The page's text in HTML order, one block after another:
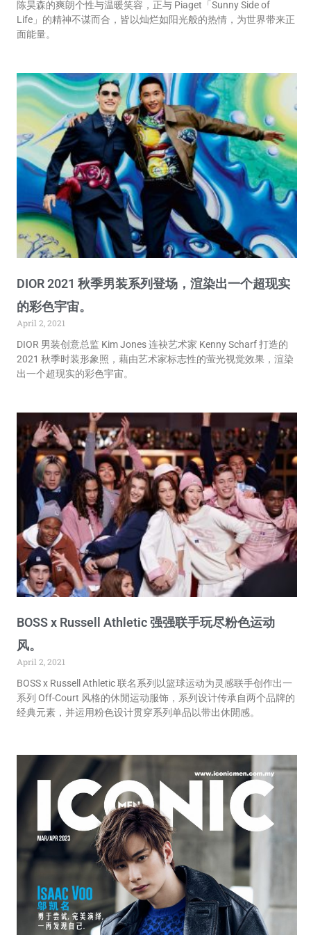
陈昊森的爽朗个性与温暖笑容，正与 Piaget「Sunny Side of
Life」的精神不谋而合，皆以灿烂如阳光般的热情，为世界带来正
面能量。
DIOR 2021 秋季男装系列登场，渲染出一个超现实
的彩色宇宙。
April 2, 2021
DIOR 男装创意总监 Kim Jones 连袂艺术家 Kenny Scharf 打造的
2021 秋季时装形象照，藉由艺术家标志性的萤光视觉效果，渲染
出一个超现实的彩色宇宙。
BOSS x Russell Athletic 强强联手玩尽粉色运动
风。
April 2, 2021
BOSS x Russell Athletic 联名系列以篮球运动为灵感联手创作出一
系列 Off-Court 风格的休閒运动服饰，系列设计传承自两个品牌的
经典元素，并运用粉色设计贯穿系列单品以带出休閒感。